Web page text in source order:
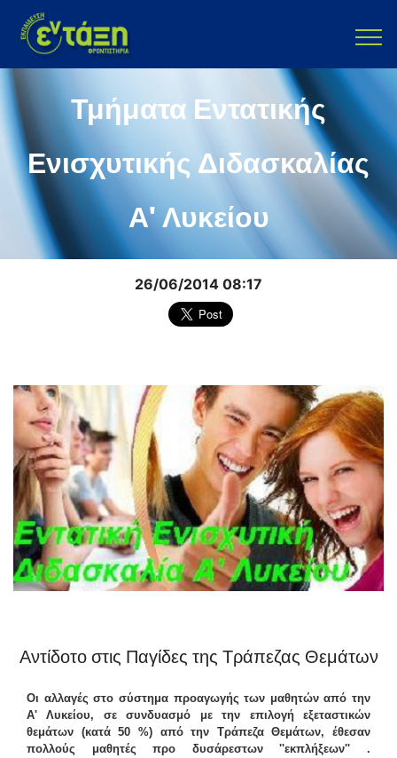
Τμήματα Εντατικής
Ενισχυτικής Διδασκαλίας
Α' Λυκείου
26/06/2014 08:17
Αντίδοτο στις Παγίδες της Τράπεζας Θεμάτων
Οι αλλαγές στο σύστημα προαγωγής των μαθητών από την
Α' Λυκείου, σε συνδυασμό με την επιλογή εξεταστικών
θεμάτων (κατά 50 %) από την Τράπεζα Θεμάτων, έθεσαν
πολλούς μαθητές προ δυσάρεστων ''εκπλήξεων'' .